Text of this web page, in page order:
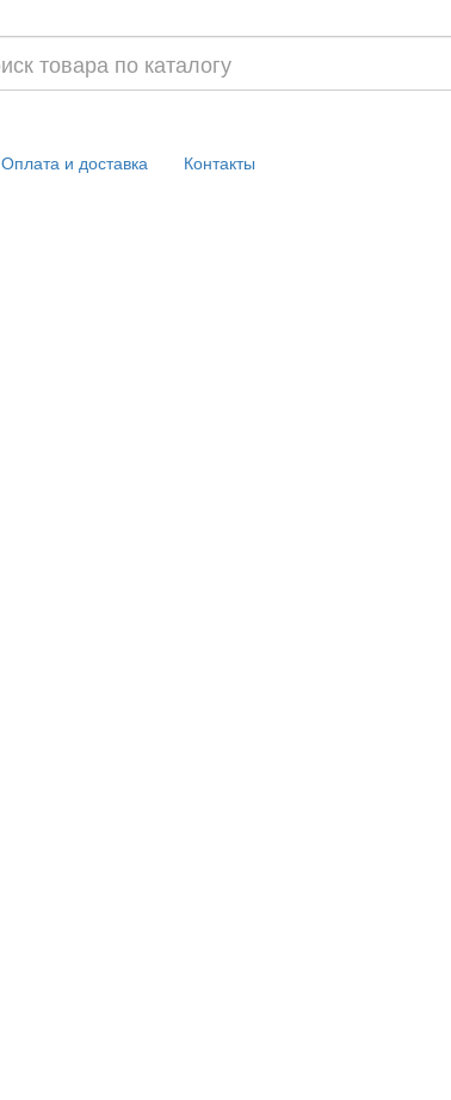
Оплата и доставка Контакты